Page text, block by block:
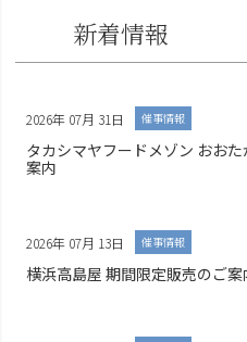
新着情報
2026年 07月 31日 催事情報
タカシマヤフードメゾン おお
案内
2026年 07月 13日 催事情報
横浜高島屋 期間限定販売のご案